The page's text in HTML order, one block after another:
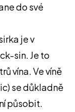
do své
je v
sin. Je to
vína. Ve víně
se důkladně
působit.